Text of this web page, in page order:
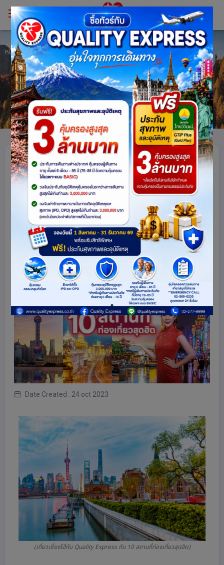
หน้าหลัก บทความท่องเที่ยว
บทความท่องเที่ยว
เที่ยวเซี่ยงไฮ้กับ Quality
Express กับ 10 สถานที่ท่อง
เที่ยวสุดฮิต
หากคุณต้องเป็นคนที่ชื่นชอบการท่องเที่ยวที่จะ
พบกับประสบการณ์ท่องเที่ยวที่น่าตื่นเต้นและเต็ม
ไปด้วยความพิเศษแล้วล่ะก็... ทัวร์เซี่ยงไฮ้ จะตอบ
โจทย์ของคุณทุกอย่างเลยล่ะ!
Date Created : 24 oct 2023
(เที่ยวเซี่ยงไฮ้กับ Quality Express กับ 10 สถานที่ท่องเที่ยวสุดฮิต)